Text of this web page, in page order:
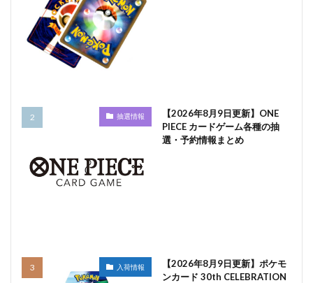
抽選情報
【2026年8月9日更新】ONE
PIECE カードゲーム各種の抽
選・予約情報まとめ
入荷情報
【2026年8月9日更新】ポケモ
ンカード 30th CELEBRATION